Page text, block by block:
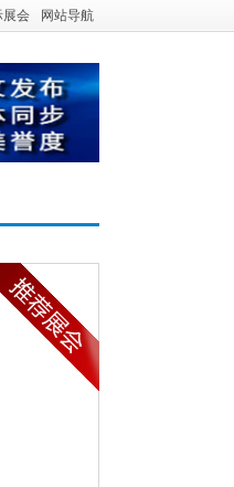
展会 网站导航